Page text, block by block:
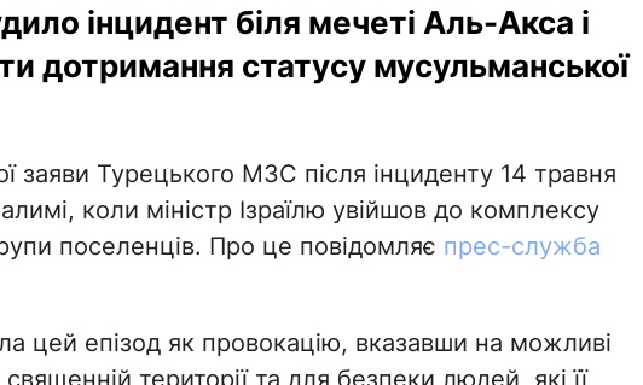
інцидент біля мечеті Аль-Акса і
дотримання статусу мусульманської
заяви Турецького МЗС після інциденту 14 травня
коли міністр Ізраїлю увійшов до комплексу
поселенців. Про це повідомляє прес-служба
цей епізод як провокацію, вказавши на можливі